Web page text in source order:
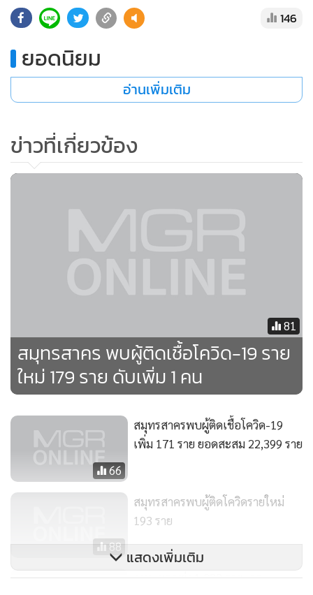
• อินโดจีน
Celeb Online
• Factcheck
• ญี่ปุ่น
• Gotomanager
146
ยอดนิยม
อ่านเพิ่มเติม
ข่าวที่เกี่ยวข้อง
81
สมุทรสาคร พบผู้ติดเชื้อโควิด-19 ราย
ใหม่ 179 ราย ดับเพิ่ม 1 คน
66
สมุทรสาครพบผู้ติดเชื้อโควิด-19
เพิ่ม 171 ราย ยอดสะสม 22,399 ราย
88
สมุทรสาครพบผู้ติดโควิดรายใหม่
193 ราย
กทม.ยอดพุ่ง 1,032 ราย เจอ
แสดงเพิ่มเติม